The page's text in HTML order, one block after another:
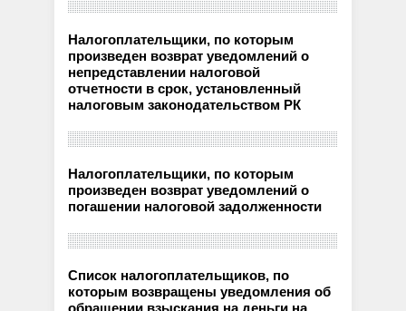
Налогоплательщики, по которым
произведен возврат уведомлений о
непредставлении налоговой
отчетности в срок, установленный
налоговым законодательством РК
Налогоплательщики, по которым
произведен возврат уведомлений о
погашении налоговой задолженности
Список налогоплательщиков, по
которым возвращены уведомления об
обращении взыскания на деньги на